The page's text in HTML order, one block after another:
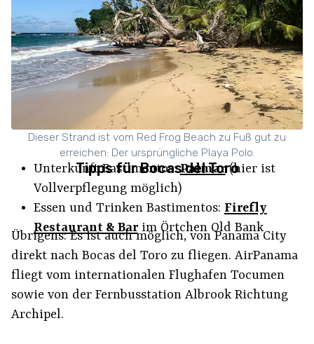
Dieser Strand ist vom Red Frog Beach zu Fuß gut zu
erreichen: Der ursprüngliche Playa Polo.
Tipps für Bocas del Toro
Unterkunft Bastimentos:Palmar(hier ist
Vollverpflegung möglich)
Essen und Trinken Bastimentos: Firefly
Restaurant & Barim Örtchen Old Bank
Übrigens: Es ist auch möglich, von Panama City
direkt nach Bocas del Toro zu fliegen. AirPanama
fliegt vom internationalen Flughafen Tocumen
sowie von der Fernbusstation Albrook Richtung
Archipel.